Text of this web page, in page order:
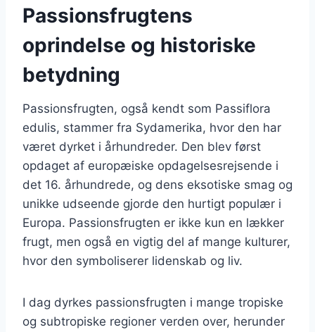
Passionsfrugtens
oprindelse og historiske
betydning
Passionsfrugten, også kendt som Passiflora
edulis, stammer fra Sydamerika, hvor den har
været dyrket i århundreder. Den blev først
opdaget af europæiske opdagelsesrejsende i
det 16. århundrede, og dens eksotiske smag og
unikke udseende gjorde den hurtigt populær i
Europa. Passionsfrugten er ikke kun en lækker
frugt, men også en vigtig del af mange kulturer,
hvor den symboliserer lidenskab og liv.
I dag dyrkes passionsfrugten i mange tropiske
og subtropiske regioner verden over, herunder